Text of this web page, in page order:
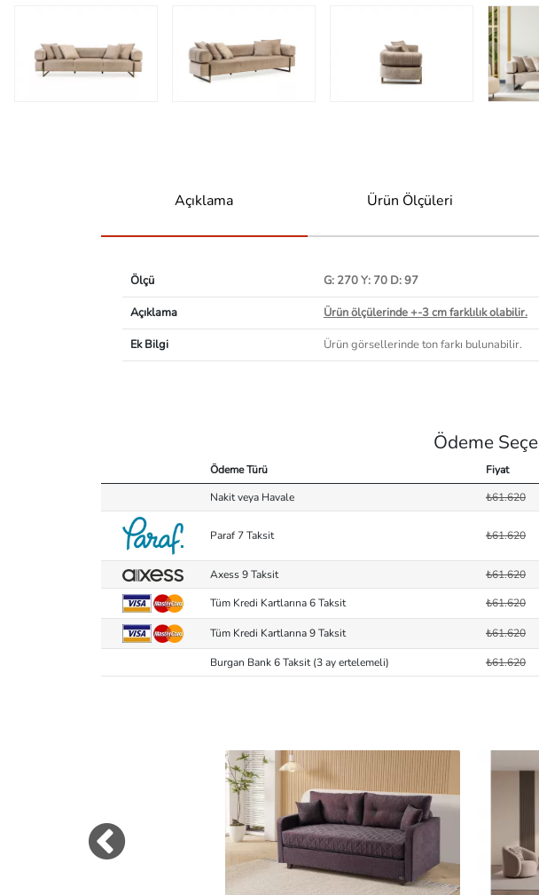
Açıklama Ürün Ölçüleri
Ölçü
G: 270 Y: 70 D: 97
Açıklama
Ürün ölçülerinde +-3 cm farklılık olabilir.
Ek Bilgi
Ürün görsellerinde ton farkı bulunabilir.
Ödeme
Ödeme Türü Fiyat
Nakit veya Havale
₺61.620
Paraf 7 Taksit ₺61.620
Axess 9 Taksit ₺61.620
Tüm Kredi Kartlarına 6 Taksit
₺61.620
Tüm Kredi Kartlarına 9 Taksit ₺61.620
Burgan Bank 6 Taksit (3 ay ertelemeli) ₺61.620